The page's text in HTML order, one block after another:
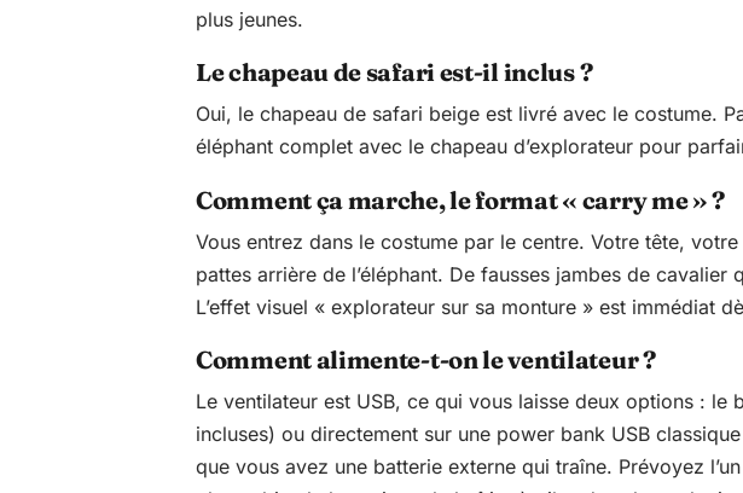
plus jeunes.
Le chapeau de safari est-il inclus ?
Oui, le chapeau de safari beige est livré avec le costume.
éléphant complet avec le chapeau d’explorateur pour
Comment ça marche, le format « carry me » ?
Vous entrez dans le costume par le centre. Votre tête,
pattes arrière de l’éléphant. De fausses jambes de
L’effet visuel « explorateur sur sa monture » est immédiat
Comment alimente-t-on le ventilateur ?
Le ventilateur est USB, ce qui vous laisse deux options :
incluses) ou directement sur une power bank USB
que vous avez une batterie externe qui traîne. Prévoyez